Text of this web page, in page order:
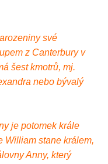
své
z Canterbury v
šest kmotrů, mj.
nebo bývalý
je potomek krále
William stane králem,
Anny, který